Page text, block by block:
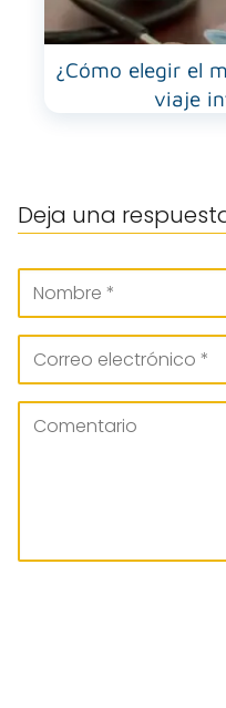
¿Cómo elegir el
viaje
Deja una